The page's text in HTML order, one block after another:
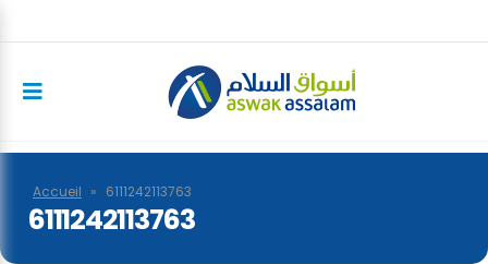
Accueil » 6111242113763
6111242113763